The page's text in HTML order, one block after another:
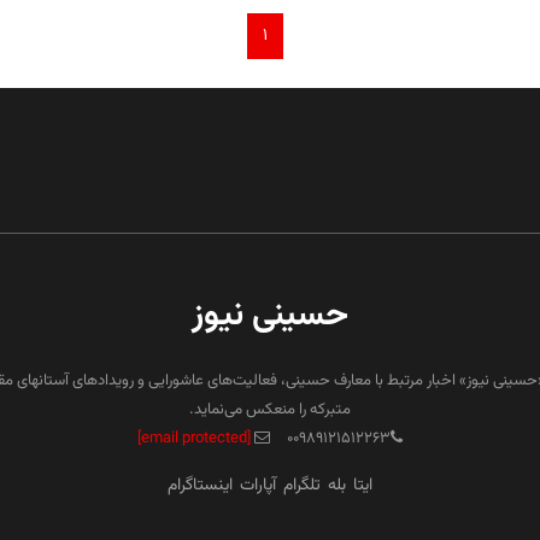
۱
حسینی نیوز
نیوز» اخبار مرتبط با معارف حسینی، فعالیت‌های عاشورایی و رویدادهای
متبرکه را منعکس می‌نماید.
۰۰۹۸۹۱۲۱۵۱۲۲۶۳
[email protected]
ایتا بله تلگرام آپارات اینستاگرام